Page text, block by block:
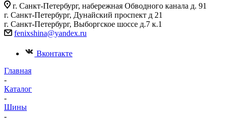
г. Санкт-Петербург, набережная Обводного канала д. 91
г. Санкт-Петербург, Дунайский проспект д 21
г. Санкт-Петербург, Выборгское шоссе д.7 к.1
fenixshina@yandex.ru
Вконтакте
Главная
-
Каталог
-
Шины
-